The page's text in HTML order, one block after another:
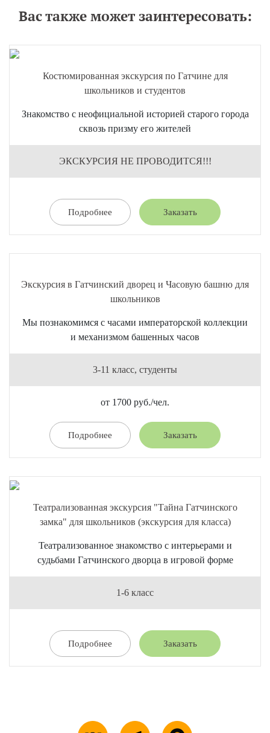
Вас также может заинтересовать:
Костюмированная экскурсия по Гатчине для
школьников и студентов
Знакомство с неофициальной историей старого города
сквозь призму его жителей
ЭКСКУРСИЯ НЕ ПРОВОДИТСЯ!!!
Подробнее Заказать
Экскурсия в Гатчинский дворец и Часовую башню для
школьников
Мы познакомимся с часами императорской коллекции
и механизмом башенных часов
3-11 класс, студенты
от 1700 руб./чел.
Подробнее Заказать
Театрализованная экскурсия "Тайна Гатчинского
замка" для школьников (экскурсия для класса)
Театрализованное знакомство с интерьерами и
судьбами Гатчинского дворца в игровой форме
1-6 класс
Подробнее Заказать